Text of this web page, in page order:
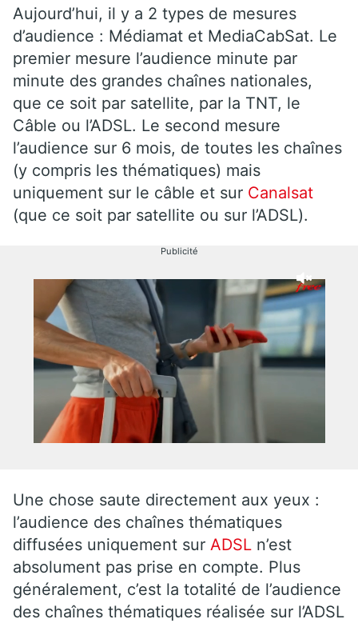
Aujourd’hui, il y a 2 types de mesures
d’audience : Médiamat et MediaCabSat. Le
premier mesure l’audience minute par
minute des grandes chaînes nationales,
que ce soit par satellite, par la TNT, le
Câble ou l’ADSL. Le second mesure
l’audience sur 6 mois, de toutes les chaînes
(y compris les thématiques) mais
uniquement sur le câble et sur Canalsat
(que ce soit par satellite ou sur l’ADSL).
Publicité
Une chose saute directement aux yeux :
l’audience des chaînes thématiques
diffusées uniquement sur ADSL n’est
absolument pas prise en compte. Plus
généralement, c’est la totalité de l’audience
des chaînes thématiques réalisée sur l’ADSL